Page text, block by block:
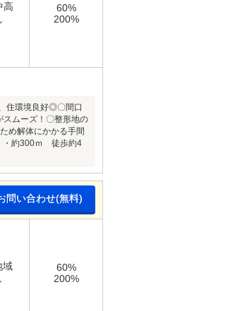
高
60%
200%
住環境良好◎〇間口
ムーズ！〇整形地の
め解体にかかる手間
・約300ｍ 徒歩約4
問い合わせ(無料)
域
60%
200%